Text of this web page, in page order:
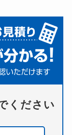
ください